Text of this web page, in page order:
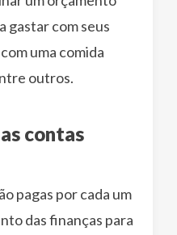
gastar com seus
uma comida
outros.
contas
pagas por cada um
das finanças para